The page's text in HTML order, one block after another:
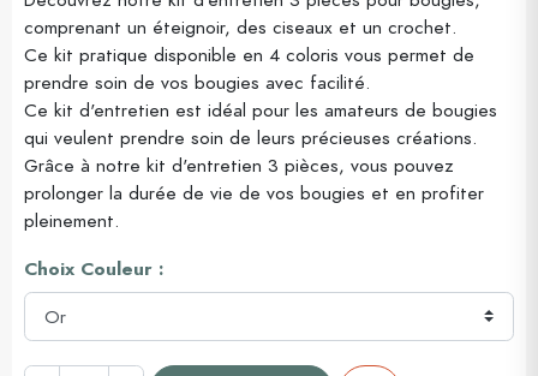
comprenant un éteignoir, des ciseaux et un crochet.
Ce kit pratique disponible en 4 coloris vous permet de
prendre soin de vos bougies avec facilité.
Ce kit d'entretien est idéal pour les amateurs de bougies
qui veulent prendre soin de leurs précieuses créations.
Grâce à notre kit d'entretien 3 pièces, vous pouvez
prolonger la durée de vie de vos bougies et en profiter
pleinement.
Choix Couleur :